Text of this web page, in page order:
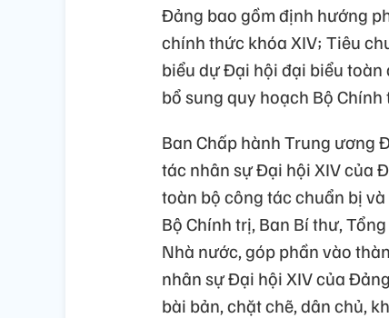
Đảng bao gồm định hướng
chính thức khóa XIV; Tiêu
biểu dự Đại hội đại biểu
bổ sung quy hoạch Bộ
Ban Chấp hành Trung ương
tác nhân sự Đại hội XIV của
toàn bộ công tác chuẩn bị
Bộ Chính trị, Ban Bí thư,
Nhà nước, góp phần vào
nhân sự Đại hội XIV của
bài bản, chặt chẽ, dân chủ,